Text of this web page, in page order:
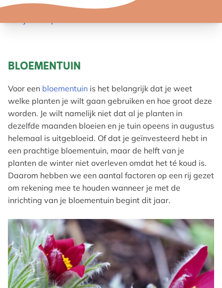
BLOEMENTUIN
Voor een bloementuin is het belangrijk dat je weet
welke planten je wilt gaan gebruiken en hoe groot deze
worden. Je wilt namelijk niet dat al je planten in
dezelfde maanden bloeien en je tuin opeens in augustus
helemaal is uitgebloeid. Of dat je geïnvesteerd hebt in
een prachtige bloementuin, maar de helft van je
planten de winter niet overleven omdat het té koud is.
Daarom hebben we een aantal factoren op een rij gezet
om rekening mee te houden wanneer je met de
inrichting van je bloementuin begint dit jaar.